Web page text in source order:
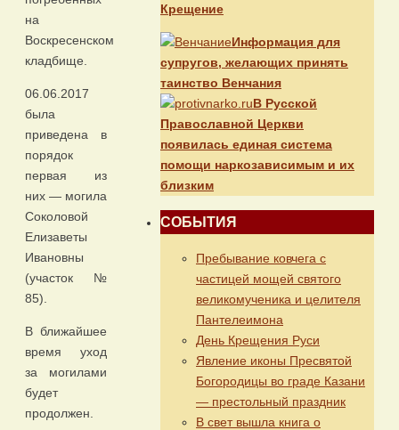
на
Воскресенском
кладбище.
06.06.2017
была
приведена в
порядок
первая из
них — могила
Соколовой
Елизаветы
Ивановны
(участок №
85).
В ближайшее
время уход
за могилами
будет
продолжен.
Крещение
Информация для
супругов, желающих принять
таинство Венчания
В Русской
Православной Церкви
появилась единая система
помощи наркозависимым и их
близким
СОБЫТИЯ
Пребывание ковчега с
частицей мощей святого
великомученика и целителя
Пантелеимона
День Крещения Руси
Явление иконы Пресвятой
Богородицы во граде Казани
— престольный праздник
В свет вышла книга о